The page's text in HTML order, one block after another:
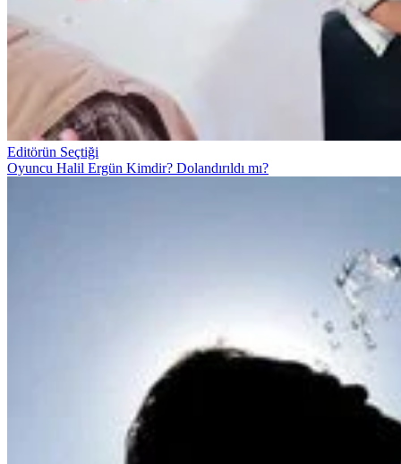
Editörün Seçtiği
Oyuncu Halil Ergün Kimdir? Dolandırıldı mı?